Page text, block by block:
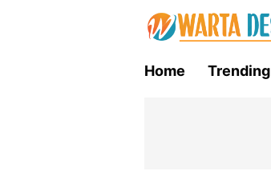
Home Trending